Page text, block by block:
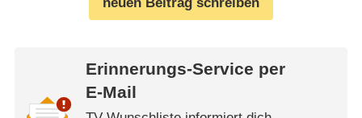
neuen Beitrag schreiben
Erinnerungs-Service per
E-Mail